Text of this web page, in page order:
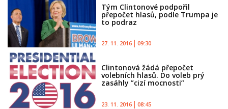
Tým Clintonové podpořil
přepočet hlasů, podle Trumpa je
to podraz
27. 11. 2016 09:30
Clintonová žádá přepočet
volebních hlasů. Do voleb prý
zasáhly ”cizí mocnosti”
23. 11. 2016 08:45